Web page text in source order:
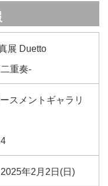
展 Duetto
重奏-
スメントギャラリ
年2月2日(日)